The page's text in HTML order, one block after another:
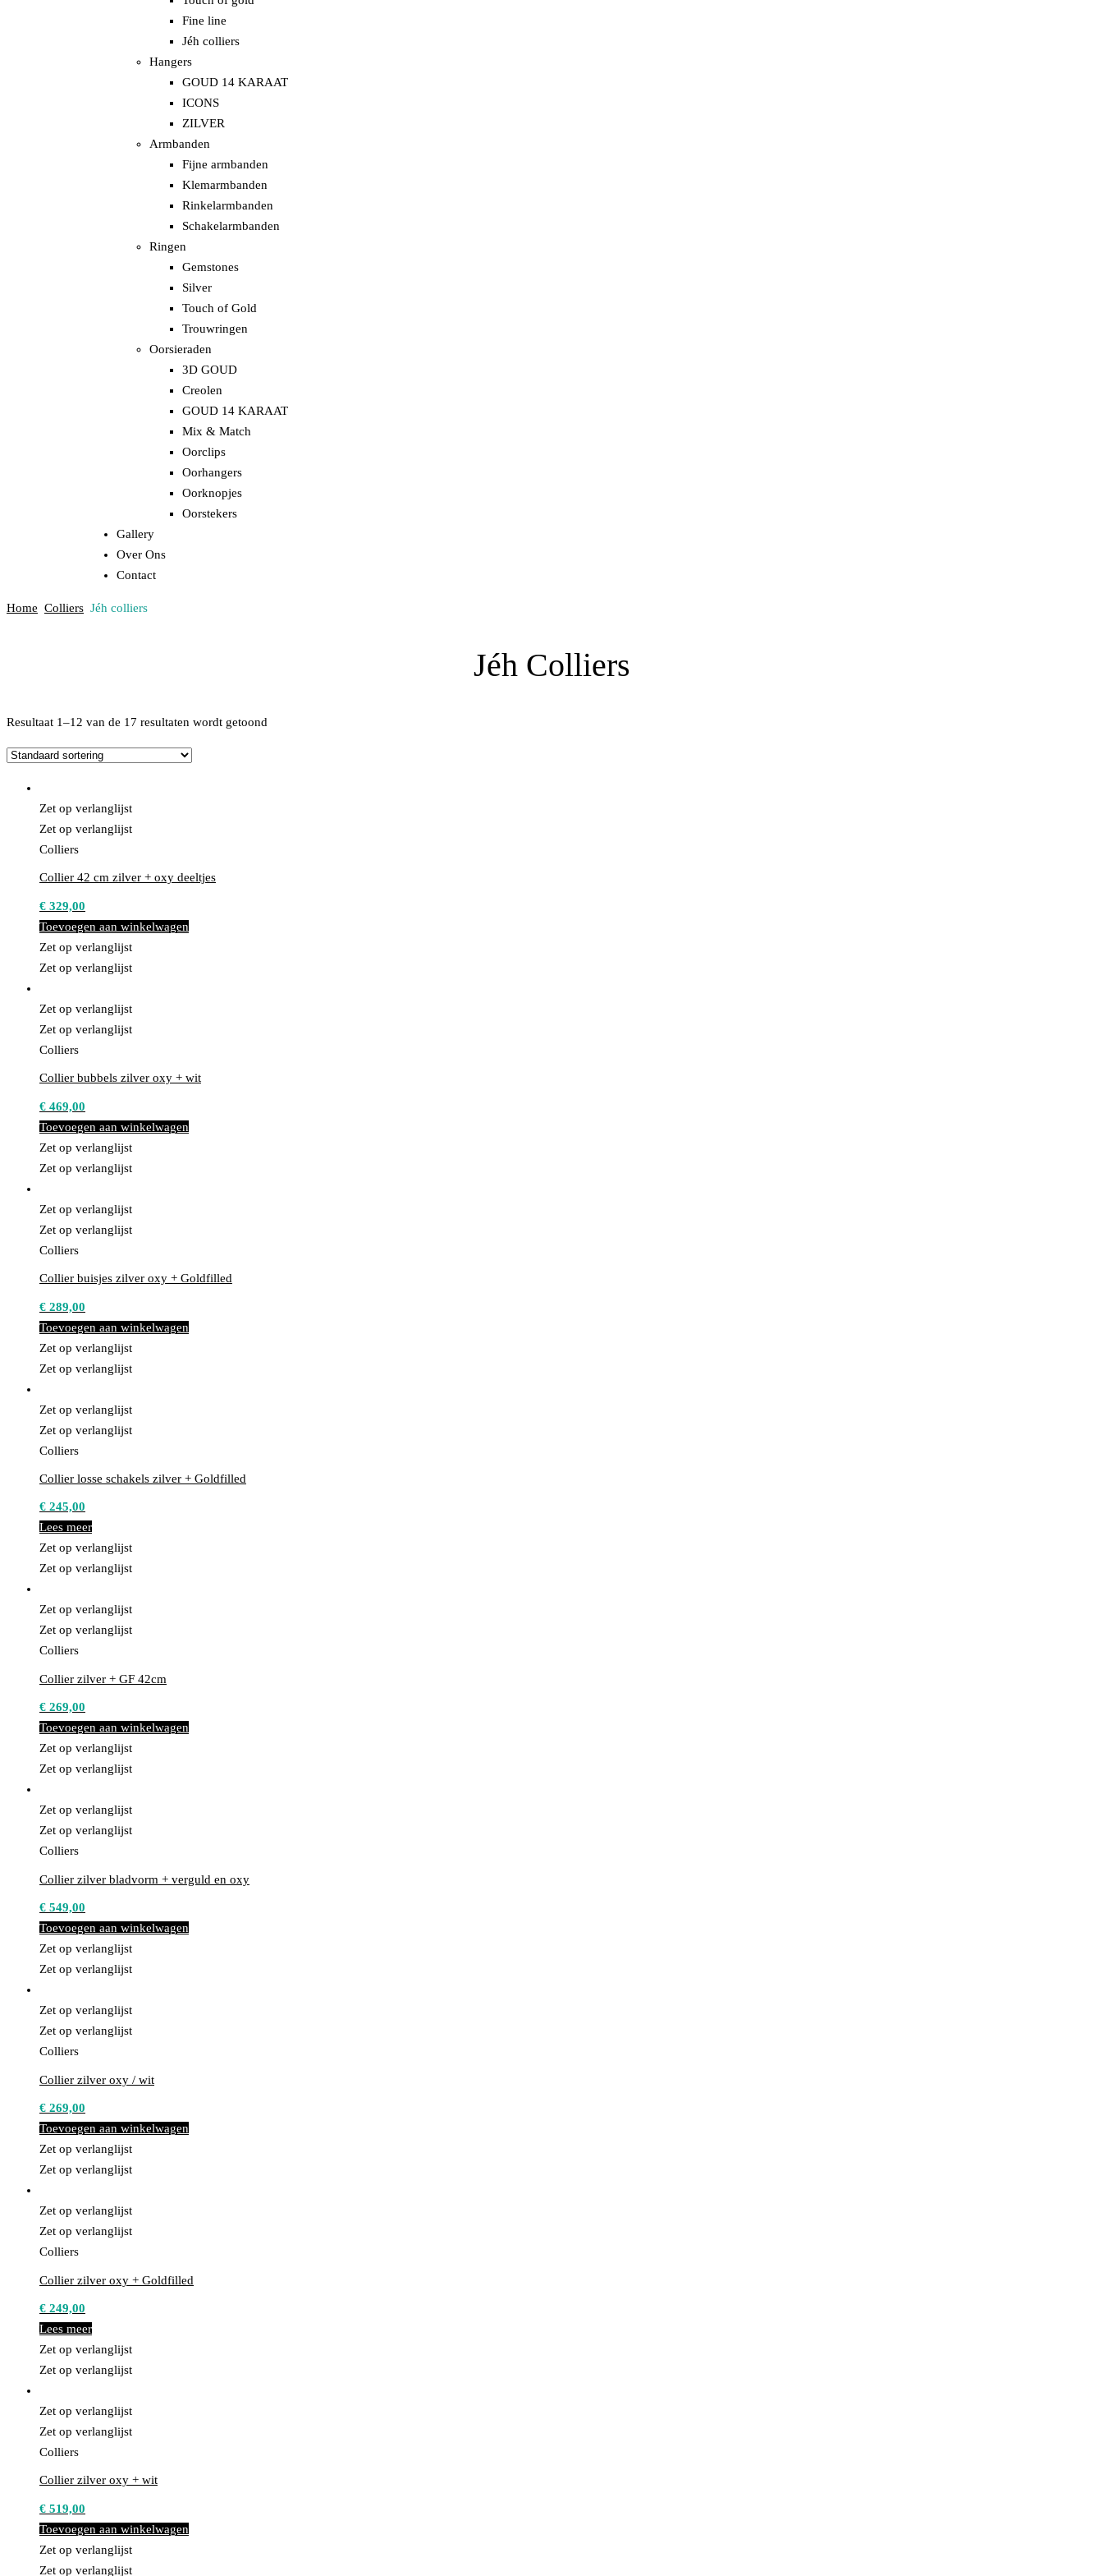
Fine line
Jéh colliers
Hangers
GOUD 14 KARAAT
ICONS
ZILVER
Armbanden
Fijne armbanden
Klemarmbanden
Rinkelarmbanden
Schakelarmbanden
Ringen
Gemstones
Silver
Touch of Gold
Trouwringen
Oorsieraden
3D GOUD
Creolen
GOUD 14 KARAAT
Mix & Match
Oorclips
Oorhangers
Oorknopjes
Oorstekers
Gallery
Over Ons
Contact
Home Colliers Jéh colliers
Jéh Colliers
Resultaat 1–12 van de 17 resultaten wordt getoond
Zet op verlanglijst
Zet op verlanglijst
Colliers
Collier 42 cm zilver + oxy deeltjes
€ 329,00
Toevoegen aan winkelwagen
Zet op verlanglijst
Zet op verlanglijst
Zet op verlanglijst
Zet op verlanglijst
Colliers
Collier bubbels zilver oxy + wit
€ 469,00
Toevoegen aan winkelwagen
Zet op verlanglijst
Zet op verlanglijst
Zet op verlanglijst
Zet op verlanglijst
Colliers
Collier buisjes zilver oxy + Goldfilled
€ 289,00
Toevoegen aan winkelwagen
Zet op verlanglijst
Zet op verlanglijst
Zet op verlanglijst
Zet op verlanglijst
Colliers
Collier losse schakels zilver + Goldfilled
€ 245,00
Lees meer
Zet op verlanglijst
Zet op verlanglijst
Zet op verlanglijst
Zet op verlanglijst
Colliers
Collier zilver + GF 42cm
€ 269,00
Toevoegen aan winkelwagen
Zet op verlanglijst
Zet op verlanglijst
Zet op verlanglijst
Zet op verlanglijst
Colliers
Collier zilver bladvorm + verguld en oxy
€ 549,00
Toevoegen aan winkelwagen
Zet op verlanglijst
Zet op verlanglijst
Zet op verlanglijst
Zet op verlanglijst
Colliers
Collier zilver oxy / wit
€ 269,00
Toevoegen aan winkelwagen
Zet op verlanglijst
Zet op verlanglijst
Zet op verlanglijst
Zet op verlanglijst
Colliers
Collier zilver oxy + Goldfilled
€ 249,00
Lees meer
Zet op verlanglijst
Zet op verlanglijst
Zet op verlanglijst
Zet op verlanglijst
Colliers
Collier zilver oxy + wit
€ 519,00
Toevoegen aan winkelwagen
Zet op verlanglijst
Zet op verlanglijst